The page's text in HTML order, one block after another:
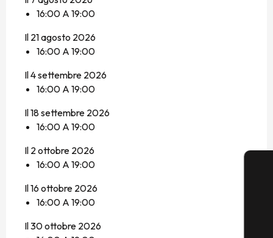
16:00 A 19:00
Il 21 agosto 2026
16:00 A 19:00
Il 4 settembre 2026
16:00 A 19:00
Il 18 settembre 2026
16:00 A 19:00
Il 2 ottobre 2026
16:00 A 19:00
Il 16 ottobre 2026
16:00 A 19:00
Il 30 ottobre 2026